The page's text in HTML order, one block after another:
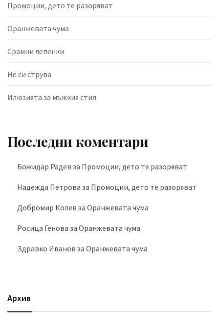
Промоции, дето те разоряват
Оранжевата чума
Срамни лепенки
Не си струва
Илюзията за мъжкия стил
Последни коментари
Божидар Радев за Промоции, дето те разоряват
Надежда Петрова за Промоции, дето те разоряват
Добромир Колев за Оранжевата чума
Росица Генова за Оранжевата чума
Здравко Иванов за Оранжевата чума
Архив